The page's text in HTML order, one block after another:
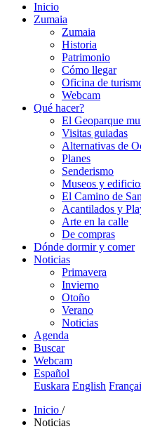
Inicio
Zumaia
Zumaia
Historia
Patrimonio
Cómo llegar
Oficina de
Webcam
Qué hacer?
El Geoparque
Visitas guiadas
Alternativas de
Planes
Senderismo
Museos y
El Camino de
Acantilados y
Arte en la calle
De compras
Dónde dormir y comer
Noticias
Primavera
Invierno
Otoño
Verano
Noticias
Agenda
Buscar
Webcam
Español
Euskara English
Inicio /
Noticias